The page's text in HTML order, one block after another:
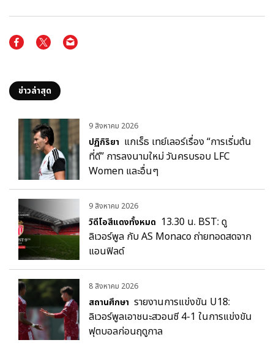
ข่าวล่าสุด
9 สิงหาคม 2026
ปฏิกิริยา แกเร็ธ เทย์เลอร์เรื่อง “การเริ่มต้น
ที่ดี” การลงนามใหม่ วันครบรอบ LFC
Women และอื่นๆ
9 สิงหาคม 2026
วิดีโอสีแดงทั้งหมด 13.30 น. BST: ดู
ลิเวอร์พูล กับ AS Monaco ถ่ายทอดสดจาก
แอนฟิลด์
8 สิงหาคม 2026
สถานศึกษา รายงานการแข่งขัน U18:
ลิเวอร์พูลเอาชนะสวอนซี 4-1 ในการแข่งขัน
ฟุตบอลก่อนฤดูกาล